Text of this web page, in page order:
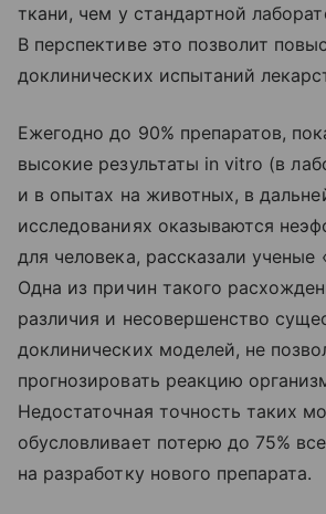
ткани, чем у стандартной
В перспективе это позволит
доклинических испытаний
Ежегодно до 90% препаратов,
высокие результаты in vitro (в
и в опытах на животных, в
исследованиях оказываются
для человека, рассказали ученые
Одна из причин такого
различия и несовершенство
доклинических моделей, не
прогнозировать реакцию
Недостаточная точность таких
обусловливает потерю до 75%
на разработку нового препарата.